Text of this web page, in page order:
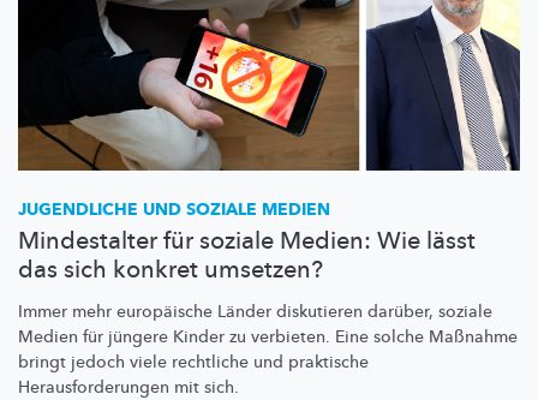
JUGENDLICHE UND SOZIALE MEDIEN
Mindestalter für soziale Medien: Wie lässt
das sich konkret umsetzen?
Immer mehr europäische Länder diskutieren darüber, soziale
Medien für jüngere Kinder zu verbieten. Eine solche Maßnahme
bringt jedoch viele rechtliche und praktische
Herausforderungen mit sich.